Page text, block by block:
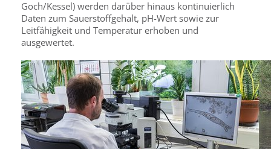
Goch/Kessel) werden darüber hinaus kontinuierlich
Daten zum Sauerstoffgehalt, pH-Wert sowie zur
Leitfähigkeit und Temperatur erhoben und
ausgewertet.